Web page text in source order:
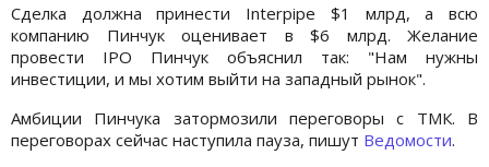
Сделка должна принести Interpipe $1 млрд, а всю
компанию Пинчук оценивает в $6 млрд. Желание
провести IPO Пинчук объяснил так: "Нам нужны
инвестиции, и мы хотим выйти на западный рынок".
Амбиции Пинчука затормозили переговоры с ТМК. В
переговорах сейчас наступила пауза, пишут Ведомости.